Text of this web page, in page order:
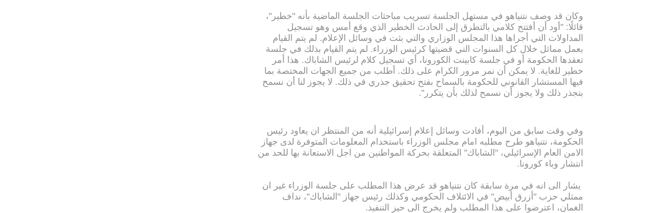
وكان قد وصف نتنياهو في مستهل الجلسة تسريب مباحثات الجلسة الماضية بأنه "خطير"،
قائلًا: "أود أن أفتتح كلامي بالتطرق إلى الحادث الخطير الذي وقع أمس وهو تسجيل
المداولات التي أجراها هذا المجلس الوزاري والتي بثت في وسائل الإعلام. لم يتم القيام
بعمل مماثل خلال كل السنوات التي قضيتها كرئيس الوزراء. لم يتم القيام بذلك في جلسة
تعقدها الحكومة أو في جلسة كابينت الكورونا، أي تسجيل كلام لرئيس الشاباك. هذا أمر
خطير للغاية. لا يمكن أن نمر مرور الكرام على ذلك. أطلب من جميع الجهات المختصة بما
فيها المستشار القانوني للحكومة بالسماح بفتح تحقيق جذري في ذلك. لا يجوز لنا أن نسمح
بتجذر ذلك ولا يجوز أن نسمح لذلك بأن يتكرر".
وفي وقت سابق من اليوم، أفادت وسائل إعلام إسرائيلية أنه من المنتظر ان يعاود رئيس
الحكومة، نتنياهو طرح مطلبه امام مجلس الوزراء باستخدام المعلومات المتوفرة لدى جهاز
الامن العام الإسرائيلي، "الشاباك" المتعلقة بحركة المواطنين من اجل الاستعانة بها للحد من
انتشار وباء كورونا.
يشار الى انه في مرة سابقة كان نتنياهو قد عرض هذا المطلب على جلسة الوزراء غير ان
ممثلي حزب "أزرق أبيض" في الائتلاف الحكومي وكذلك رئيس جهاز "الشاباك"، نداف
الغمان، اعترضوا على هذا المطلب ولم يخرج الى حيز التنفيذ.